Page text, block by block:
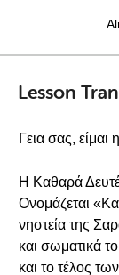
Lesson
Γεια σας, είμαι
Η Καθαρά
Ονομάζεται
νηστεία της
και σωματικά
και το τέλος